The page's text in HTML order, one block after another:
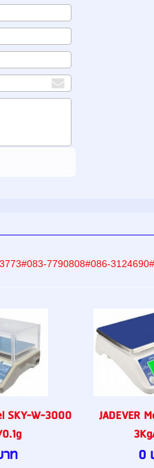
7790808#086-
SKY-W-3000
ท
JADEVER
0